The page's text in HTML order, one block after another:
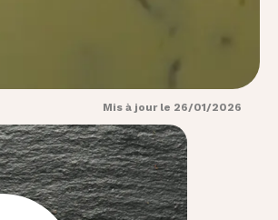
Mis à jour le 26/01/2026